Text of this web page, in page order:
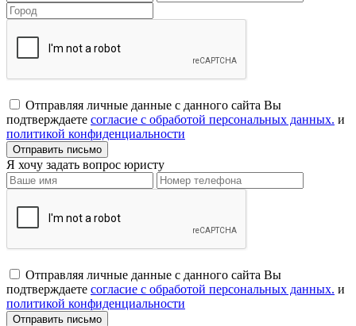
Отправляя личные данные с данного сайта Вы
подтверждаете согласие с обработой персональных данных. и
политикой конфиденциальности
Я хочу задать вопрос юристу
Отправляя личные данные с данного сайта Вы
подтверждаете согласие с обработой персональных данных. и
политикой конфиденциальности